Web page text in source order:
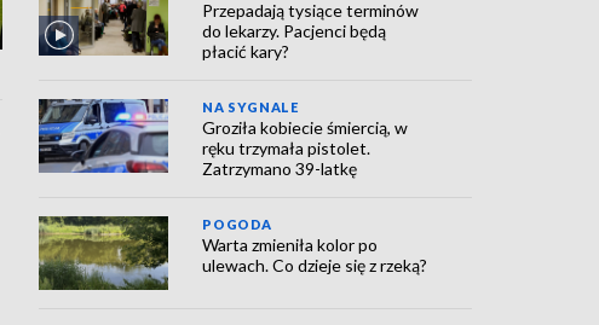
Przepadają tysiące terminów
do lekarzy. Pacjenci będą
płacić kary?
NA SYGNALE
Groziła kobiecie śmiercią, w
ręku trzymała pistolet.
Zatrzymano 39-latkę
POGODA
Warta zmieniła kolor po
ulewach. Co dzieje się z rzeką?